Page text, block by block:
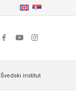
Švedski institut